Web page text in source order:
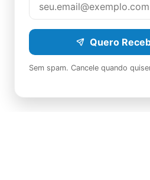
Quero
Sem spam. Cancele quando